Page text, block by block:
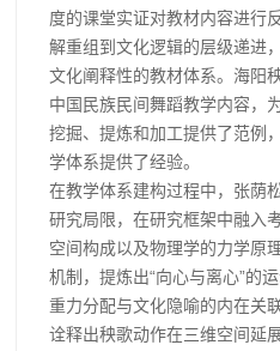
度的课堂实证对教材内容进
解重组到文化逻辑的层级递进
文化阐释性的教材体系。海阳
中国民族民间舞蹈教学内容，
挖掘、提炼和加工提供了范例
学体系提供了经验。
在教学体系建构过程中，张荫
研究局限，在研究框架中融入
空间构成以及物理学的力学原
机制，提炼出“向心与离心”的
重力分配与文化隐喻的内在关
诠释出秧歌动作在三维空间延